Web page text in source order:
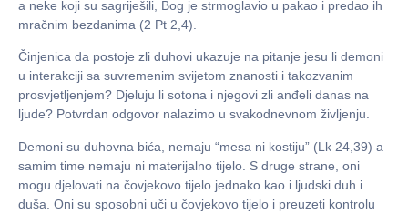
a neke koji su sagriješili, Bog je strmoglavio u pakao i predao ih
mračnim bezdanima (2 Pt 2,4).
Činjenica da postoje zli duhovi ukazuje na pitanje jesu li demoni
u interakciji sa suvremenim svijetom znanosti i takozvanim
prosvjetljenjem? Djeluju li sotona i njegovi zli anđeli danas na
ljude? Potvrdan odgovor nalazimo u svakodnevnom življenju.
Demoni su duhovna bića, nemaju “mesa ni kostiju” (Lk 24,39) a
samim time nemaju ni materijalno tijelo. S druge strane, oni
mogu djelovati na čovjekovo tijelo jednako kao i ljudski duh i
duša. Oni su sposobni uči u čovjekovo tijelo i preuzeti kontrolu